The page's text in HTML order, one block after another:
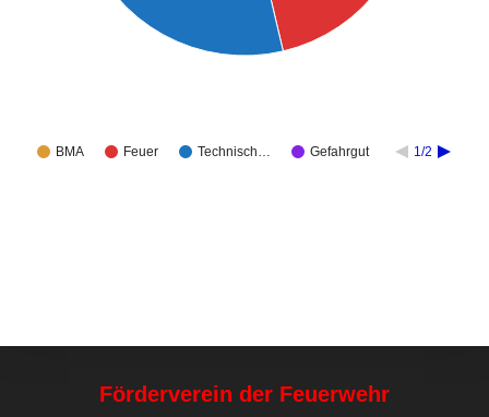
BMA Feuer Technisch… Gefahrgut 1/2
Förderverein der Feuerwehr